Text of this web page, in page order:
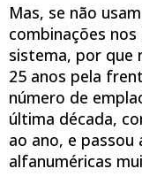
Mas, se não
combinações
sistema, por que
25 anos pela
número de
última década,
ao ano, e passou
alfanuméricas